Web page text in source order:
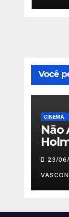
Você
CINEMA
Não
23/